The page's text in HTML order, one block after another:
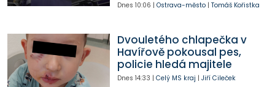
Dnes 10:06 | Ostrava-město| Tomáš Kořistka
Dvouletého chlapečka v
Havířově pokousal pes,
policie hledá majitele
Dnes 14:33 | Celý MS kraj | Jiří Cileček